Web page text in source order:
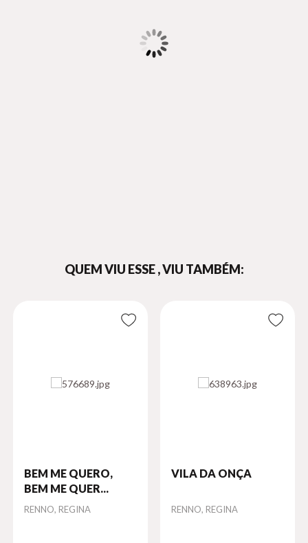
QUEM VIU ESSE , VIU TAMBÉM:
BEM ME QUERO,
BEM ME QUER...
Autor
RENNO, REGINA
VILA DA ONÇA
Autor
RENNO, REGINA